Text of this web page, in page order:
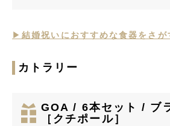
▶︎結婚祝いにおすすめな食器をさが
カトラリー
GOA / 6本セット / ブ
［クチポール］